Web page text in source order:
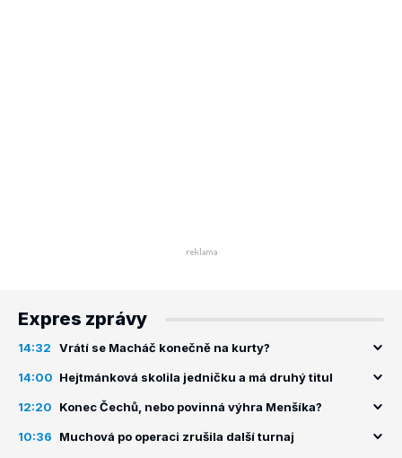
Expres zprávy
14:32 Vrátí se Macháč konečně na kurty?
14:00 Hejtmánková skolila jedničku a má druhý titul
12:20 Konec Čechů, nebo povinná výhra Menšíka?
10:36 Muchová po operaci zrušila další turnaj